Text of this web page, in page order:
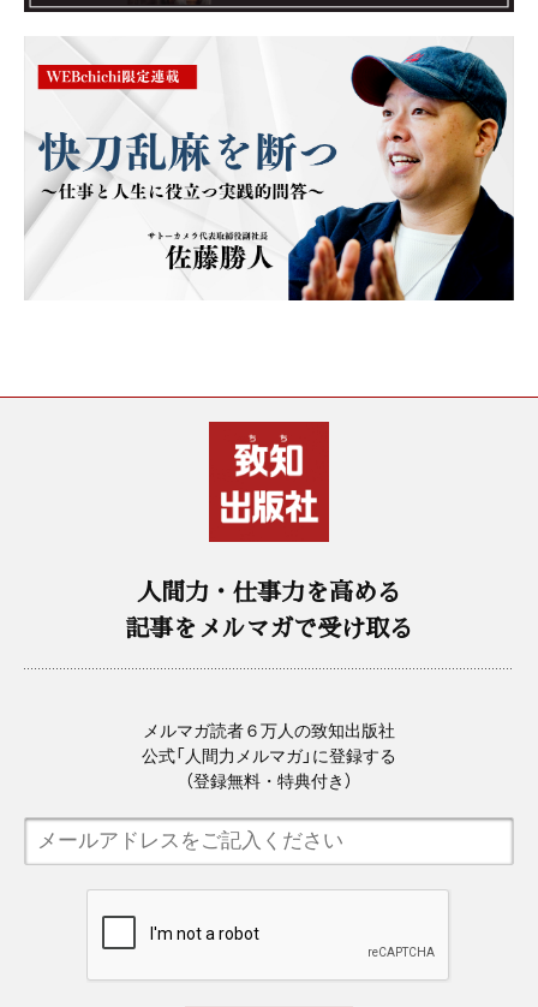
人間力・仕事力を高める
記事をメルマガで受け取る
メルマガ読者６万人の致知出版社
公式「人間力メルマガ」に登録する
（登録無料・特典付き）